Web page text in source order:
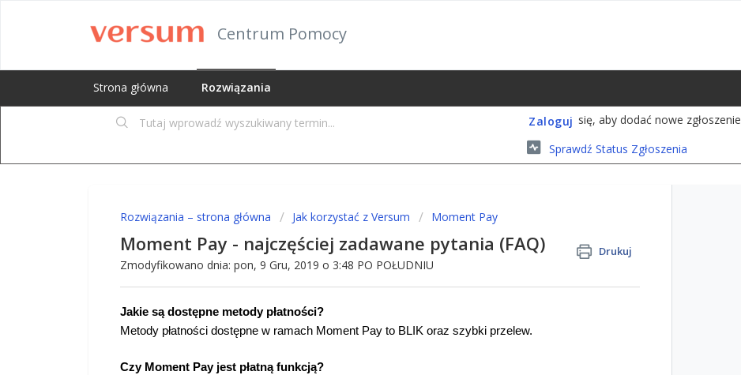
Centrum Pomocy
Strona główna Rozwiązania
Zaloguj się, aby dodać nowe zgłoszenie
Sprawdź Status Zgłoszenia
Rozwiązania – strona główna Jak korzystać z Versum Moment Pay
Moment Pay - najczęściej zadawane pytania (FAQ) Drukuj
Zmodyfikowano dnia: pon, 9 Gru, 2019 o 3:48 PO POŁUDNIU
Jakie są dostępne metody płatności?
Metody płatności dostępne w ramach Moment Pay to BLIK oraz szybki przelew.
Czy Moment Pay jest płatną funkcją?